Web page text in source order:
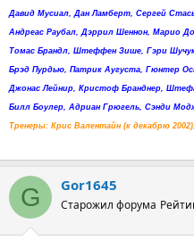
Давид Мусиал, Дан Ламберт, Сергей
Андреас Раубал, Дэррил Шеннон, Марио
Томас Брандл, Штеффен Зише, Гэри
Брэд Пурдью, Патрик Аугуста, Гюнтер
Джонас Лейнир, Кристоф Бранднер,
Билл Боулер, Адриан Грюгель, Сэнди
Тренеры: Крис Валентайн (к декабрю
G Gor1645
Старожил форума